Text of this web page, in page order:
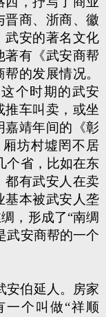
晋商、浙商、徽
武安的著名文化
著有《武安商帮
的发展情况。
个时期的武安
推车叫卖，或坐
嘉靖年间的《彰
坊村墟罔不居
个省，比如在东
都有武安人在卖
基本被武安人垄
，形成了“南绸
武安商帮的一个
安伯延人。房家
一个叫做“祥顺